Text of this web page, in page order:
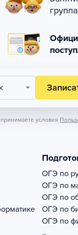
условия
ОГЭ по
ОГЭ по
ОГЭ по
ОГЭ по
ОГЭ по